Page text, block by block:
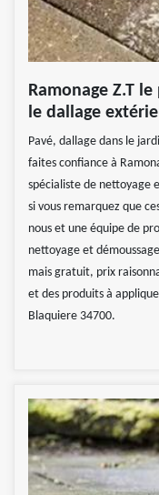
Ramonage Z.T
le dallage
Pavé, dallage dans le
faites confiance à
spécialiste de nettoyage
si vous remarquez que
nous et une équipe de
nettoyage et
mais gratuit, prix
et des produits à
Blaquiere 34700.